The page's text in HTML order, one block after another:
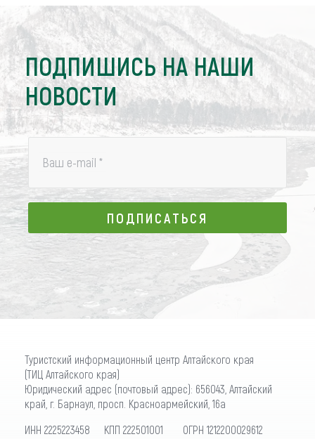
ПОДПИШИСЬ НА НАШИ
НОВОСТИ
Ваш e-mail *
ПОДПИСАТЬСЯ
ПОДПИСАТЬСЯ
Туристский информационный центр Алтайского края
(ТИЦ Алтайского края)
Юридический адрес (почтовый адрес): 656043, Алтайский
край, г. Барнаул, просп. Красноармейский, 16а
ИНН 2225223458 КПП 222501001 ОГРН 1212200029612